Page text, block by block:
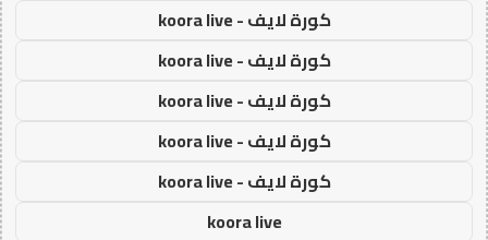
كورة لايف - koora live
كورة لايف - koora live
كورة لايف - koora live
كورة لايف - koora live
كورة لايف - koora live
koora live